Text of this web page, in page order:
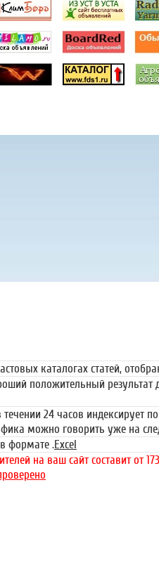
каталогах статей,
положительный результат
24 часов индексирует
можно говорить уже на
формате .Excel
на ваш сайт составит от